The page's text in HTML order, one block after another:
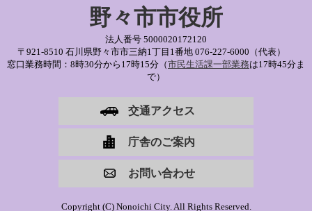
野々市市役所
法人番号 5000020172120
〒921-8510 石川県野々市市三納1丁目1番地 076-227-6000（代表）
窓口業務時間：8時30分から17時15分（市民生活課一部業務は17時45分ま
で）
交通アクセス
庁舎のご案内
お問い合わせ
Copyright (C) Nonoichi City. All Rights Reserved.